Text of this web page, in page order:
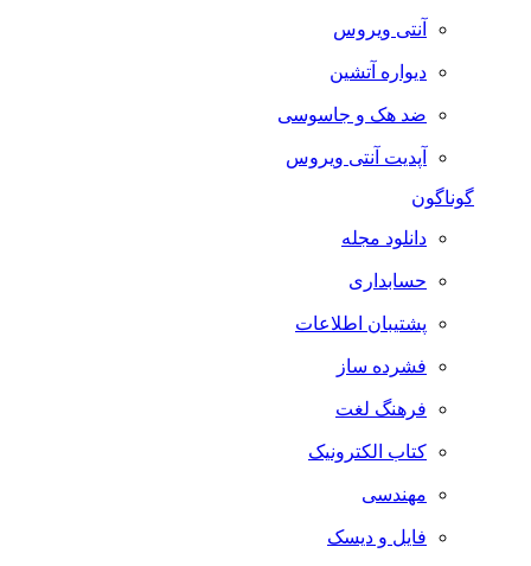
آنتی ویروس
دیواره آتشین
ضد هک و جاسوسی
آپدیت آنتی ویروس
گوناگون
دانلود مجله
حسابداری
پشتیبان اطلاعات
فشرده ساز
فرهنگ لغت
کتاب الکترونیک
مهندسی
فایل و دیسک